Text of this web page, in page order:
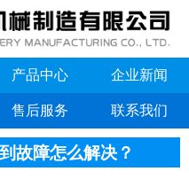
产品中心 企业新闻
售后服务 联系我们
故障怎么解决？